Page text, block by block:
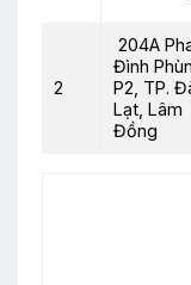
2
204A
Đình
P2, TP.
Lạt, Lâm
Đồng